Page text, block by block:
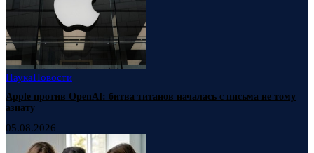
НаукаНовости
Apple против OpenAI: битва титанов началась с письма не тому
азиату
05.08.2026